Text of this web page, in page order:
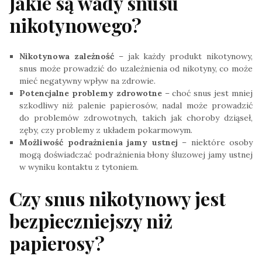
nikotynowego?
Nikotynowa zależność– jak każdy produkt nikotynowy,
snus może prowadzić do uzależnienia od nikotyny, co może
mieć negatywny wpływ na zdrowie.
Potencjalne problemy zdrowotne– choć snus jest mniej
szkodliwy niż palenie papierosów, nadal może prowadzić
do problemów zdrowotnych, takich jak choroby dziąseł,
zęby, czy problemy z układem pokarmowym.
Możliwość podrażnienia jamy ustnej – niektóre osoby
mogą doświadczać podrażnienia błony śluzowej jamy ustnej
w wyniku kontaktu z tytoniem.
Czy snus nikotynowy jest
bezpieczniejszy niż
papierosy?